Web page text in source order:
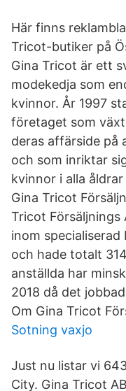
Här finns
Tricot-butiker på
Gina Tricot är ett
modekedja som
kvinnor. År 1997
företaget som
deras affärside på
och som inriktar
kvinnor i alla
Gina Tricot
Tricot Försäljnings
inom
och hade totalt
anställda har
2018 då det
Om Gina Tricot
Sotning vaxjo
Just nu listar vi
City. Gina Tricot